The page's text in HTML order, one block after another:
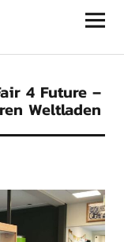
4 Future –
Weltladen